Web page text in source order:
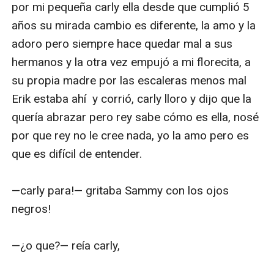
por mi pequeña carly ella desde que cumplió 5
años su mirada cambio es diferente, la amo y la
adoro pero siempre hace quedar mal a sus
hermanos y la otra vez empujó a mi florecita, a
su propia madre por las escaleras menos mal
Erik estaba ahí  y corrió, carly lloro y dijo que la
quería abrazar pero rey sabe cómo es ella, nosé
por que rey no le cree nada, yo la amo pero es
que es difícil de entender.
—carly para!— gritaba Sammy con los ojos
negros!
—¿o que?— reía carly,